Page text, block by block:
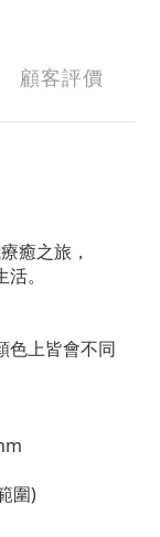
顧客評價
癒之旅，
。
色上皆會不同
圍)